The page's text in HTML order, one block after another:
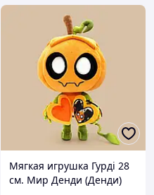
Мягкая игрушка Гурді 28
см. Мир Денди (Денди)